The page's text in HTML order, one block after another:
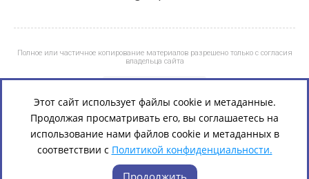
Полное или частичное копирование материалов разрешено только с согласия
владельца сайта
Этот сайт использует файлы cookie и метаданные.
Продолжая просматривать его, вы соглашаетесь на
использование нами файлов cookie и метаданных в
соответствии с Политикой конфиденциальности.
Продолжить